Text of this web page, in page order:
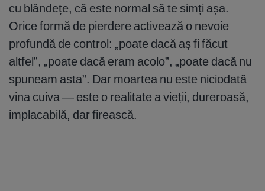
cu blândețe, că este normal să te simți așa.
Orice formă de pierdere activează o nevoie
profundă de control: „poate dacă aș fi făcut
altfel”, „poate dacă eram acolo”, „poate dacă nu
spuneam asta”. Dar moartea nu este niciodată
vina cuiva — este o realitate a vieții, dureroasă,
implacabilă, dar firească.